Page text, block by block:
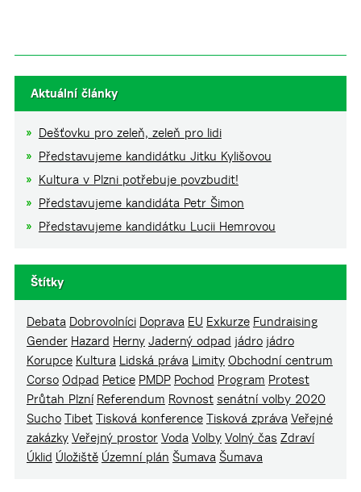
Aktuální články
Dešťovku pro zeleň, zeleň pro lidi
Představujeme kandidátku Jitku Kylišovou
Kultura v Plzni potřebuje povzbudit!
Představujeme kandidáta Petr Šimon
Představujeme kandidátku Lucii Hemrovou
Štítky
Debata Dobrovolníci Doprava EU Exkurze Fundraising
Gender Hazard Herny Jaderný odpad jádro jádro
Korupce Kultura Lidská práva Limity Obchodní centrum
Corso Odpad Petice PMDP Pochod Program Protest
Průtah Plzní Referendum Rovnost senátní volby 2020
Sucho Tibet Tisková konference Tisková zpráva Veřejné
zakázky Veřejný prostor Voda Volby Volný čas Zdraví
Úklid Úložiště Územní plán Šumava Šumava